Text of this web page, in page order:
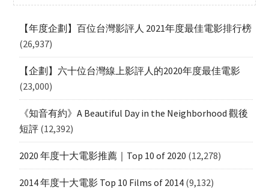
【年度企劃】百位台灣影評人 2021年度最佳電影排行榜
(26,937)
【企劃】六十位台灣線上影評人的2020年度最佳電影
(23,000)
《知音有約》A Beautiful Day in the Neighborhood 觀後
短評 (12,392)
2020 年度十大電影推薦｜Top 10 of 2020 (12,278)
2014 年度十大電影 Top 10 Films of 2014 (9,132)